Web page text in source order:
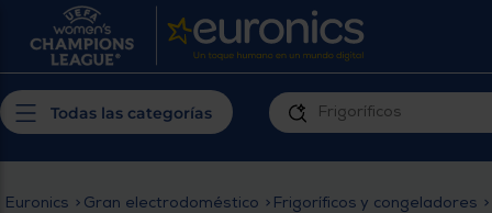
Personaliza tu
Todas las categorías
Euronics > Gran electrodoméstico > Frigoríficos y congeladores >